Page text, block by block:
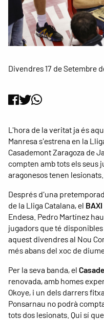
Divendres 17 de Setembre
L'hora de la veritat ja és
Manresa s'estrena en la
Casademont Zaragoza de
compten amb tots els seus
aragonesos tenen lesionats.
Després d'una
de la Lliga Catalana, el
Endesa. Pedro Martínez
jugadors que té
aquest divendres al Nou
més abans del xoc de
Per la seva banda, el
renovada, amb homes
Okoye, i un dels darrers
Ponsarnau no podrà
tots dos lesionats. Qui sí